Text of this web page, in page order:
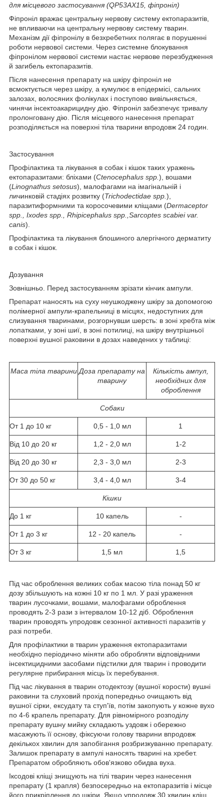
для місцевого застосування (QP53AX15, фіпроніл)
Фіпроніл вражає центральну нервову систему ектопаразитів,
не впливаючи на центральну нервову систему тварин.
Механізм дії фіпронілу в безхребетних полягає в порушенні
роботи нервової системи. Через системне блокування
фіпронілом нервової системи настає нервове перезбудження
й загибель ектопаразитів.
Після нанесення препарату на шкіру фіпроніл не
всмоктується через шкіру, а кумулює в епідермісі, сальних
залозах, волосяних фолікулах і поступово вивільняється,
чинячи інсектоакарицидну дію. Фіпроніл забезпечує тривалу
пролонговану дію. Після місцевого нанесення препарат
розподіляється на поверхні тіла тварини впродовж 24 годин.
Застосування
Профілактика та лікування в собак і кішок таких уражень
ектопаразитами: бліхами (Ctenocephalus spp. ), вошами
(Linognathus setosus), малофагами на імагінальній і
личинковій стадіях розвитку (Trichodectidae spp. ),
паразитиформними та коросочевими кліщами (Dermaceptor
spp., Ixodes spp., Rhipicephalus spp., Sarcoptes scabiei var.
canis).
Профілактика та лікування блошиного алергічного дерматиту
в собак і кішок.
Дозування
Зовнішньо. Перед застосуванням зрізати кінчик ампули.
Препарат наносять на суху неушкоджену шкіру за допомогою
полімерної ампули-крапельниці в місцях, недоступних для
слизування тваринами, розгорнувши шерсть: в зоні хребта між
лопатками, у зоні шиї, в зоні потилиці, на шкіру внутрішньої
поверхні вушної раковини в дозах наведених у таблиці:
Маса тіла тварини Доза препарату на
тварину
Кількість ампул,
необхідних для
оброблення
Собаки
От 1 до 10 кг 0,5 - 1,0 мл 1
Від 10 до 20 кг 1,2 - 2,0 мл 1-2
Від 20 до 30 кг 2,3 - 3,0 мл 2-3
От 30 до 50 кг 3,4 - 4,0 мл 3-4
Кішки
До 1 кг 10 капель -
От 1 до 3 кг 12 - 20 капель -
От 3 кг 1,5 мл 1,5
Під час оброблення великих собак масою тіла понад 50 кг
дозу збільшують на кожні 10 кг по 1 мл. У разі ураження
тварин лусочками, вошами, малофагами оброблення
проводять 2-3 рази з інтервалом 10-12 діб. Оброблення
тварин проводять упродовж сезонної активності паразитів у
разі потреби.
Для профілактики в тварин ураження ектопаразитами
необхідно періодично міняти або обробляти відповідними
інсектицидними засобами підстилки для тварин і проводити
регулярне прибирання місць їх перебування.
Під час лікування в тварин отодектозу (вушної корости) вушні
раковини та слуховий прохід попередньо очищають від
вушної сірки, ексудату та ступ'їв, потім закопують у кожне вухо
по 4-6 крапель препарату. Для рівномірного розподілу
препарату вушну мийку складають уздовж і обережно
масажують її основу, фіксуючи голову тварини впродовж
декількох хвилин для запобігання розбризкуванню препарату.
Залишок препарату в ампулі наносять тварині на хребет.
Препаратом обробляють обов'язково обидва вуха.
Іксодові кліщі знищують на тілі тварин через нанесення
препарату (1 крапля) безпосередньо на ектопаразитів і місце
його прикріплення до шкіри. Якщо упродовж 30 хвилин кліщ